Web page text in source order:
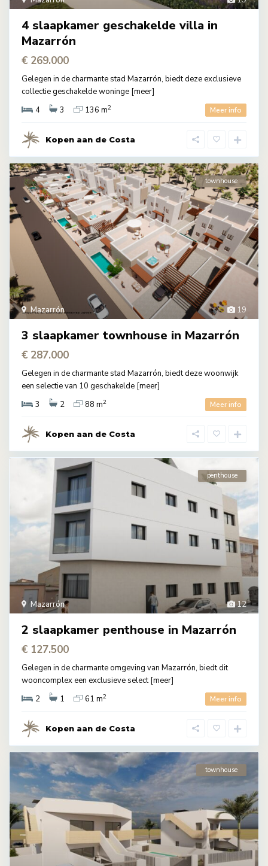
4 slaapkamer geschakelde villa in
Mazarrón
€ 269.000
Gelegen in de charmante stad Mazarrón, biedt deze exclusieve
collectie geschakelde woninge [meer]
4
3 136 m2 Meer info
Kopen aan de Costa
19
Mazarrón
townhouse
3 slaapkamer townhouse in Mazarrón
€ 287.000
Gelegen in de charmante stad Mazarrón, biedt deze woonwijk
een selectie van 10 geschakelde [meer]
3
2 88 m2 Meer info
Kopen aan de Costa
12
Mazarrón
penthouse
2 slaapkamer penthouse in Mazarrón
€ 127.500
Gelegen in de charmante omgeving van Mazarrón, biedt dit
wooncomplex een exclusieve select[meer]
2
1 61 m2 Meer info
Kopen aan de Costa
townhouse